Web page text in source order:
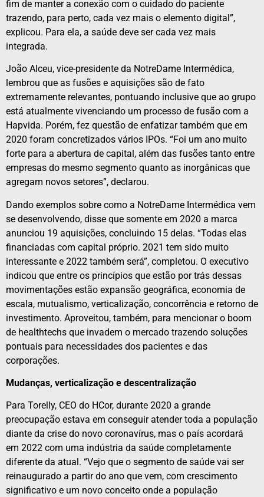
fim de manter a conexão com o cuidado do paciente
trazendo, para perto, cada vez mais o elemento digital”,
explicou. Para ela, a saúde deve ser cada vez mais
integrada.
João Alceu, vice-presidente da NotreDame Intermédica,
lembrou que as fusões e aquisições são de fato
extremamente relevantes, pontuando inclusive que ao grupo
está atualmente vivenciando um processo de fusão com a
Hapvida. Porém, fez questão de enfatizar também que em
2020 foram concretizados vários IPOs. “Foi um ano muito
forte para a abertura de capital, além das fusões tanto entre
empresas do mesmo segmento quanto as inorgânicas que
agregam novos setores”, declarou.
Dando exemplos sobre como a NotreDame Intermédica vem
se desenvolvendo, disse que somente em 2020 a marca
anunciou 19 aquisições, concluindo 15 delas. “Todas elas
financiadas com capital próprio. 2021 tem sido muito
interessante e 2022 também será”, completou. O executivo
indicou que entre os princípios que estão por trás dessas
movimentações estão expansão geográfica, economia de
escala, mutualismo, verticalização, concorrência e retorno de
investimento. Aproveitou, também, para mencionar o boom
de healthtechs que invadem o mercado trazendo soluções
pontuais para necessidades dos pacientes e das
corporações.
Mudanças, verticalização e descentralização
Para Torelly, CEO do HCor, durante 2020 a grande
preocupação estava em conseguir atender toda a população
diante da crise do novo coronavírus, mas o país acordará
em 2022 com uma indústria da saúde completamente
diferente da atual. “Vejo que o segmento de saúde vai ser
reinaugurado a partir do ano que vem, com crescimento
significativo e um novo conceito onde a população